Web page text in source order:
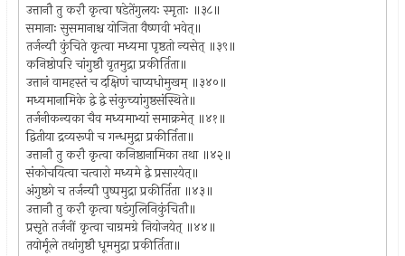
उत्तानौ तु करौ कृत्वा षडेतेंगुलयः स्मृताः ॥३८॥
समानाः सुसमानाश्च योजिता वैष्णवी भवेत्॥
तर्जन्यौ कुंचिते कृत्वा मध्यमा पृष्ठतो न्यसेत् ॥३९॥
कनिष्ठोपरि चांगुष्ठौ वृतमुद्रा प्रकीर्तिता॥
उत्तानं वामहस्तं च दक्षिणं चाप्यधोमुखम् ॥३४०॥
मध्यमानामिके द्वे द्वे संकुच्यांगुष्ठसंस्थिते॥
तर्जनीकन्यका चैव मध्यमाभ्यां समाक्रमेत् ॥४१॥
द्वितीया द्रव्यरूपी च गन्धमुद्रा प्रकीर्तिता॥
उत्तानौ तु करौ कृत्वा कनिष्ठानामिका तथा ॥४२॥
संकोचयित्वा चत्वारो मध्यमे द्वे प्रसारयेत्॥
अंगुष्ठगे च तर्जन्यौ पुष्पमुद्रा प्रकीर्तिता ॥४३॥
उत्तानौ तु करौ कृत्वा षडंगुलिनिकुंचितौ॥
प्रसृते तर्जनीं कृत्वा चाग्रमग्रे नियोजयेत् ॥४४॥
तयोर्मूले तथांगुष्ठौ धूममुद्रा प्रकीर्तिता॥